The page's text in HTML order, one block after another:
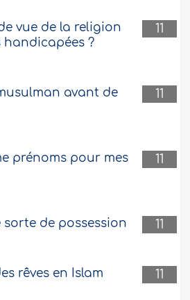
11
vue de la religion
handicapées ?
11
avant de
11
prénoms pour mes
11
sorte de possession
11
rêves en Islam